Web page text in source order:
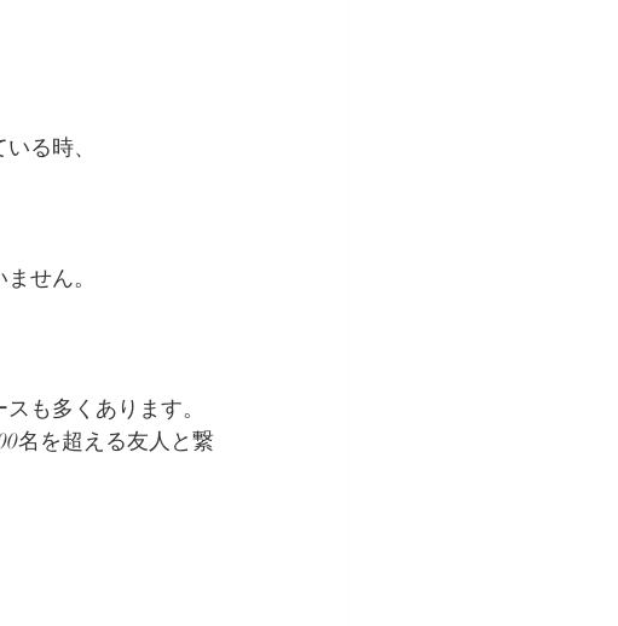
る時、
せん。
も多くあります。
名を超える友人と繋